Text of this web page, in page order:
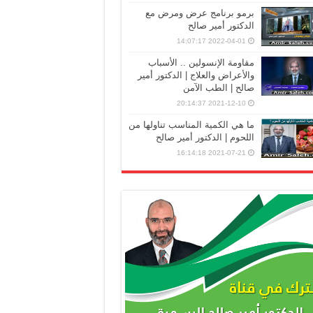
برمو برنامج عرض ومرض مع
الدكتور أمير صالح
2022-04-01 14:07:17
مقاومة الإنسولين .. الأسباب
والأعراض والعلاج | الدكتور أمير
صالح | الطب الآمن
2021-12-10 20:14:37
ما هي الكمية المناسب تناولها من
اللحوم | الدكتور أمير صالح
2021-07-21 16:14:18